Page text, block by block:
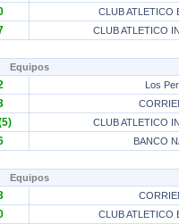
CLUB ATLETICO
CLUB ATLETICO
Equipos
Los
CLUB ATLETICO
BANCO
Equipos
CLUB ATLETICO